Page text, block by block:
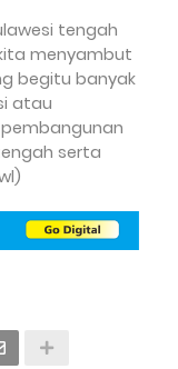
tengah
menyambut
begitu banyak
atau
serta